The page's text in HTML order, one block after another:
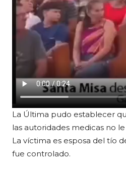
La Última pudo establecer
las autoridades medicas no
La víctima es esposa del tío
fue controlado.